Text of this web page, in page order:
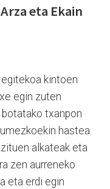
eta Ekain
kintoen
egin zuten
txanpon
hastea.
alkateak eta
zen aurreneko
eta erdi egin